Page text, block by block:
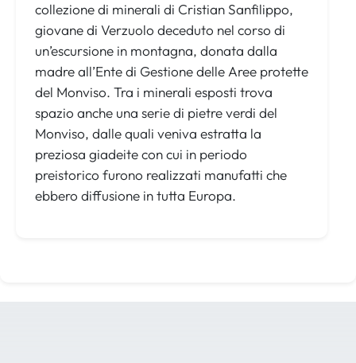
collezione di minerali di Cristian Sanfilippo,
giovane di Verzuolo deceduto nel corso di
un’escursione in montagna, donata dalla
madre all’Ente di Gestione delle Aree protette
del Monviso. Tra i minerali esposti trova
spazio anche una serie di pietre verdi del
Monviso, dalle quali veniva estratta la
preziosa giadeite con cui in periodo
preistorico furono realizzati manufatti che
ebbero diffusione in tutta Europa.